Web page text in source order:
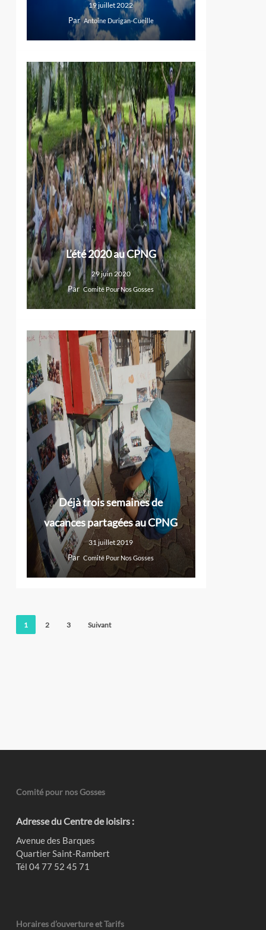
19 juillet 2022
Par Antoine Durigan-Cueille
L’été 2020 au CPNG
29 juin 2020
Par Comité Pour Nos Gosses
Déjà trois semaines de
vacances partagées au CPNG
31 juillet 2019
Par Comité Pour Nos Gosses
1 2 3 Suivant
Comité pour nos Gosses
Adresse du Centre de loisirs :
Avenue des Barques
Quartier Saint-Rambert
Tél 04 77 52 45 71
Horaires d’ouverture et Tarifs